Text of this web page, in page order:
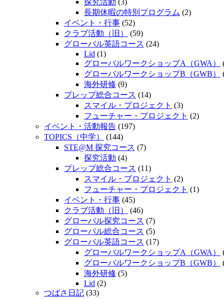
探究活動 (3)
長期休暇の特別プログラム (2)
イベント・行事 (52)
クラブ活動（旧）
(59)
グローバル英語コース (24)
Lid (1)
グローバルワークショップA（GWA）
グローバルワークショップB（GWB）
海外研修 (9)
プレップ総合コース (14)
スマイル・プロジェクト (3)
フューチャー・プロジェクト (2)
イベント・活動報告 (197)
TOPICS（中学）
(144)
STE@M 探究コース (7)
探究活動 (4)
プレップ総合コース (11)
スマイル・プロジェクト (2)
フューチャー・プロジェクト (1)
イベント・行事 (45)
クラブ活動（旧）
(46)
グローバル探究コース (7)
グローバル総合コース (5)
グローバル英語コース (17)
グローバルワークショップA（GWA）
グローバルワークショップB（GWB）
海外研修 (5)
Lid (2)
つばさ日記 (33)